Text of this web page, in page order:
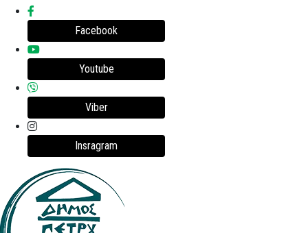
Facebook
Youtube
Viber
Insragram